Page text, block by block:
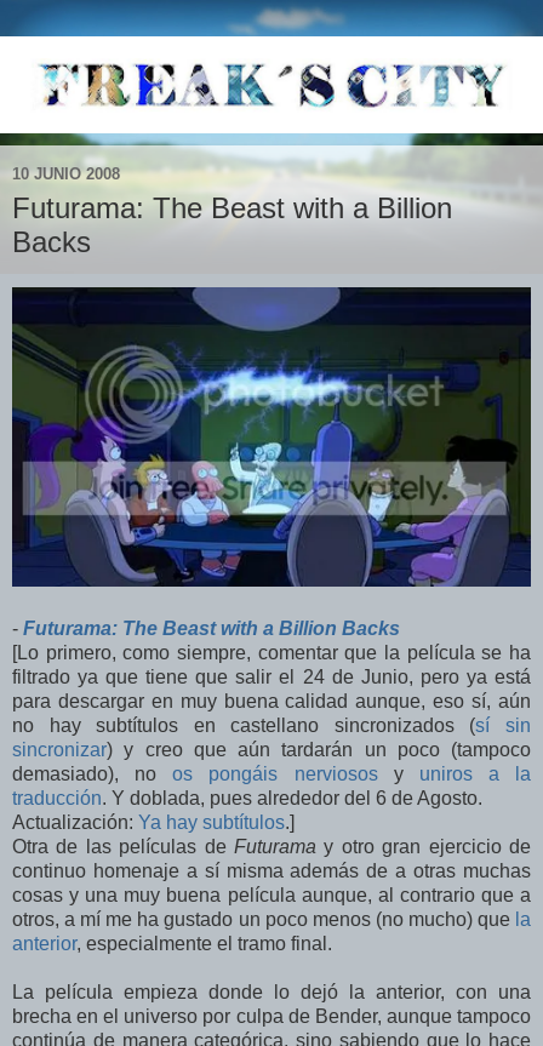
10 JUNIO 2008
Futurama: The Beast with a Billion
Backs
- Futurama: The Beast with a Billion Backs
[Lo primero, como siempre, comentar que la película se ha
filtrado ya que tiene que salir el 24 de Junio, pero ya está
para descargar en muy buena calidad aunque, eso sí, aún
no hay subtítulos en castellano sincronizados (sí sin
sincronizar) y creo que aún tardarán un poco (tampoco
demasiado), noos pongáis nerviososy uniros a la
traducción. Y doblada, pues alrededor del 6 de Agosto.
Actualización: Ya hay subtítulos.]
Otra de las películas de Futurama y otro gran ejercicio de
continuo homenaje a sí misma además de a otras muchas
cosas y una muy buena película aunque, al contrario que a
otros, a mí me ha gustado un poco menos (no mucho) que la
anterior, especialmente el tramo final.
La película empieza donde lo dejó la anterior, con una
brecha en el universo por culpa de Bender, aunque tampoco
continúa de manera categórica, sino sabiendo que lo hace